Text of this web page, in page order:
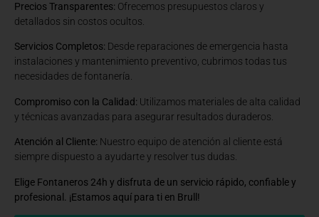
Precios Transparentes: Ofrecemos presupuestos claros y
detallados sin costos ocultos.
Servicios Completos: Desde reparaciones de emergencia hasta
instalaciones y mantenimiento preventivo, cubrimos todas tus
necesidades de fontanería.
Compromiso con la Calidad: Utilizamos materiales de alta calidad
y técnicas avanzadas para asegurar resultados duraderos.
Atención al Cliente: Nuestro equipo de atención al cliente está
siempre dispuesto a ayudarte y resolver tus dudas.
Elige Fontaneros 24h y disfruta de un servicio rápido, confiable y
profesional. ¡Estamos aquí para ti en Brull!